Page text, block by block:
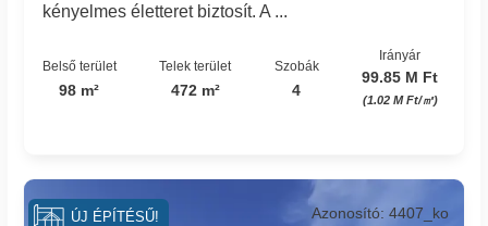
kényelmes életteret biztosít. A ...
Belső terület
98 m²
Telek terület
472 m²
Szobák
4
Irányár
99.85 M Ft
(1.02 M Ft/㎡)
Azonosító: 4407_ko
ÚJ ÉPÍTÉSŰ!